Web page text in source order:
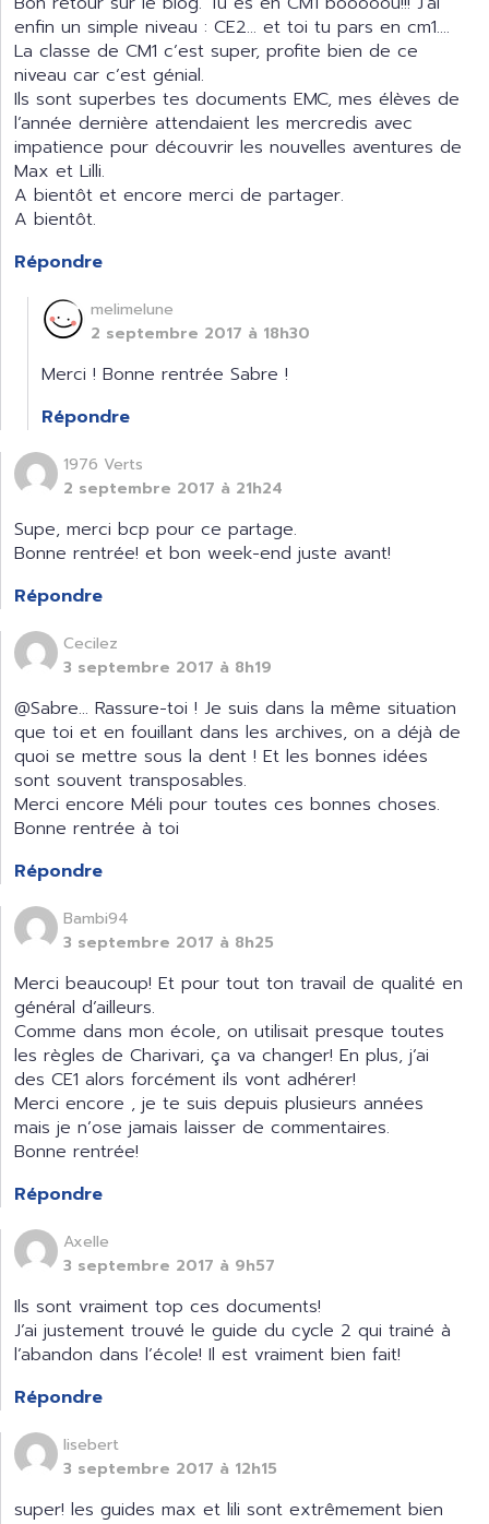
enfin un simple niveau : CE2… et toi tu pars en cm1….
La classe de CM1 c’est super, profite bien de ce
niveau car c’est génial.
Ils sont superbes tes documents EMC, mes élèves de
l’année dernière attendaient les mercredis avec
impatience pour découvrir les nouvelles aventures de
Max et Lilli.
A bientôt et encore merci de partager.
A bientôt.
Répondre
melimelune
2 septembre 2017 à 18h30
Merci ! Bonne rentrée Sabre !
Répondre
1976 Verts
2 septembre 2017 à 21h24
Supe, merci bcp pour ce partage.
Bonne rentrée! et bon week-end juste avant!
Répondre
Cecilez
3 septembre 2017 à 8h19
@Sabre… Rassure-toi ! Je suis dans la même situation
que toi et en fouillant dans les archives, on a déjà de
quoi se mettre sous la dent ! Et les bonnes idées
sont souvent transposables.
Merci encore Méli pour toutes ces bonnes choses.
Bonne rentrée à toi
Répondre
Bambi94
3 septembre 2017 à 8h25
Merci beaucoup! Et pour tout ton travail de qualité en
général d’ailleurs.
Comme dans mon école, on utilisait presque toutes
les règles de Charivari, ça va changer! En plus, j’ai
des CE1 alors forcément ils vont adhérer!
Merci encore , je te suis depuis plusieurs années
mais je n’ose jamais laisser de commentaires.
Bonne rentrée!
Répondre
Axelle
3 septembre 2017 à 9h57
Ils sont vraiment top ces documents!
J’ai justement trouvé le guide du cycle 2 qui trainé à
l’abandon dans l’école! Il est vraiment bien fait!
Répondre
lisebert
3 septembre 2017 à 12h15
super! les guides max et lili sont extrêmement bien